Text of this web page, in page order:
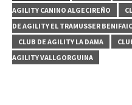
AGILITY CANINO ALGECIREÑO
DE AGILITY EL TRAMUSSER
CLUB DE AGILITY LA DAMA
AGILITY VALLGORGUINA